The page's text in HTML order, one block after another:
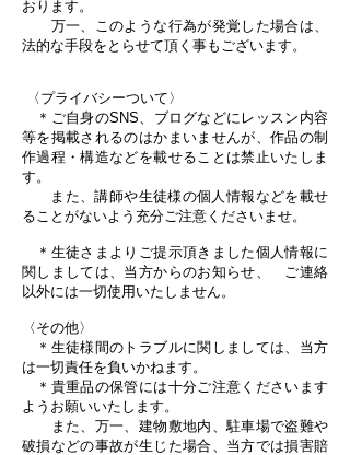
おります。
万一、このような行為が発覚した場合は、
法的な手段をとらせて頂く事もございます。
〈プライバシーついて〉
＊ご自身のSNS、ブログなどにレッスン内容
等を掲載されるのはかまいませんが、作品の制
作過程・構造などを載せることは禁止いたしま
す。
また、講師や生徒様の個人情報などを載せ
ることがないよう充分ご注意くださいませ。
＊生徒さまよりご提示頂きました個人情報に
関しましては、当方からのお知らせ、 ご連絡
以外には一切使用いたしません。
〈その他〉
＊生徒様間のトラブルに関しましては、当方
は一切責任を負いかねます。
＊貴重品の保管には十分ご注意くださいます
ようお願いいたします。
また、万一、建物敷地内、駐車場で盗難や
破損などの事故が生じた場合、当方では損害賠